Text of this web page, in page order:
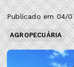
Publicado em 04/
AGROPECUÁRIA